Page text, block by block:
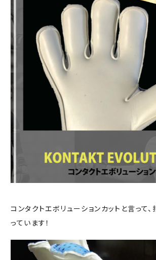
コンタクトエボリューションカットと言って
っています！